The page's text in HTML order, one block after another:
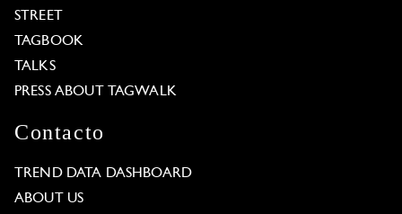
STREET
TAGBOOK
TALKS
PRESS ABOUT TAGWALK
Contacto
TREND DATA DASHBOARD
ABOUT US